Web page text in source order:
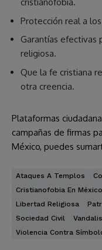
Protección real a
Garantías efectivas
religiosa.
Que la fe cristiana
otra creencia.
Plataformas
campañas de firmas
México, puedes
Ataques A Templos
Cristianofobia En México
Libertad Religiosa
Sociedad Civil
Violencia Contra